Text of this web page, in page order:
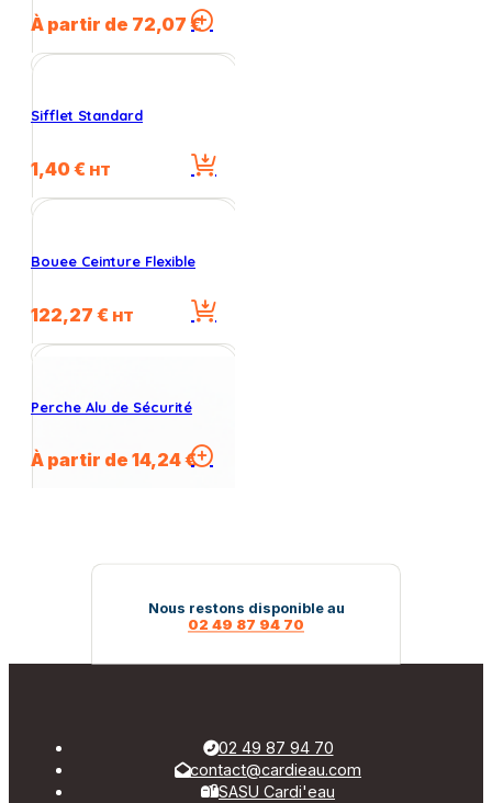
À partir de 72,07 € Ce
a
peuvent
être
choisies
du
produit
Sifflet Standard
1,40€ HT
Bouee Ceinture Flexible
122,27 € HT
Perche Alu de Sécurité
À partir de 14,24€
Ce
peuvent
être
du
produit
Nous restons disponible au
02 49 87 94 70
02 49 87 94 70
contact@cardieau.com
SASU Cardi'eau